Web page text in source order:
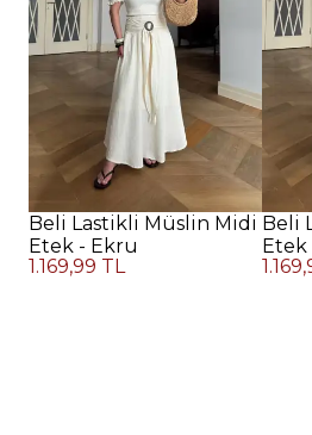
Beli Lastikli Müslin Midi
Etek - Ekru
1.169,99 TL
Beli
Etek